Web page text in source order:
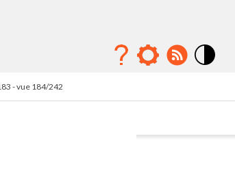
- vue 184/242